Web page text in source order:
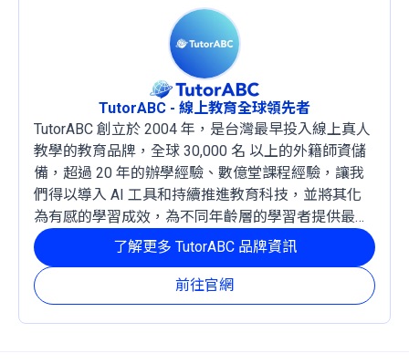
TutorABC - 線上教育全球領先者
TutorABC 創立於 2004 年，是台灣最早投入線上真人
教學的教育品牌，全球 30,000 名 以上的外籍師資儲
備，超過 20 年的辦學經驗、數億堂課程經驗，讓我
們得以導入 AI 工具和持續推進教育科技，並將其化
為有感的學習成效，為不同年齡層的學習者提供最穩
定且有效的成長路徑。
前往官網
了解更多 TutorABC 品牌資訊